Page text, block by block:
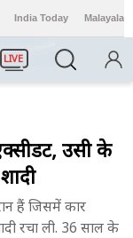
India Today Malayalam
LIVE
उसी के
हैं जिसमें कार
रचा ली. 36 साल के